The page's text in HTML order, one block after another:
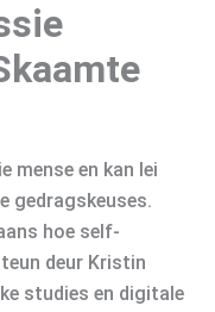
mense en kan lei
gedragskeuses.
hoe self-
deur Kristin
studies en digitale